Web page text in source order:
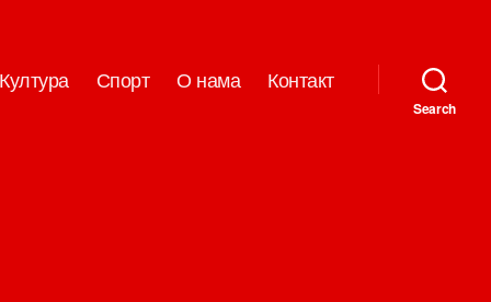
Култура Спорт О нама Контакт
Search